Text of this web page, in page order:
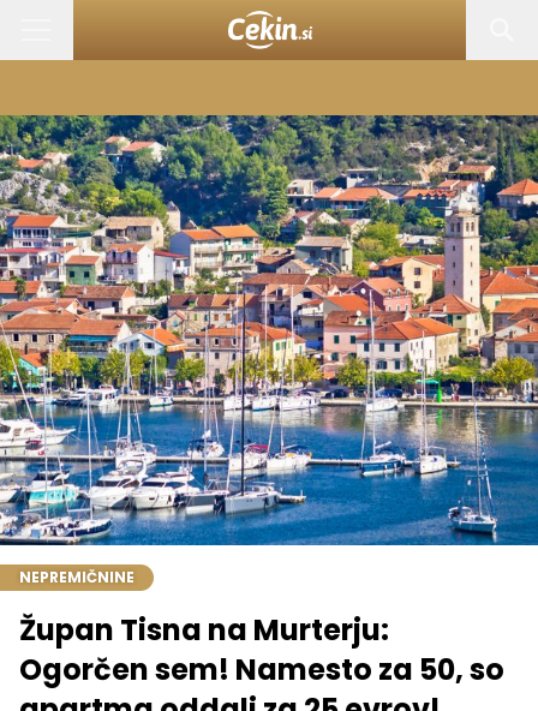
NEPREMIČNINE
Župan Tisna na Murterju:
Ogorčen sem! Namesto za 50, so